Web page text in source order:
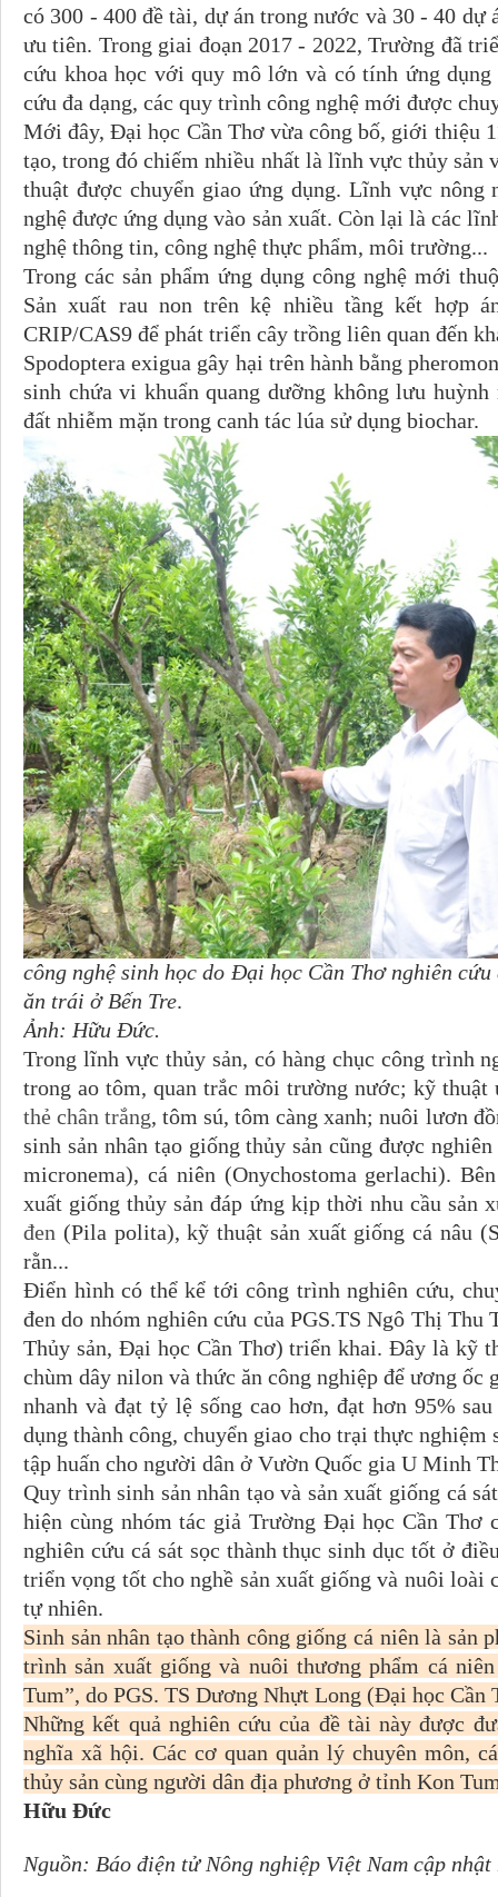
có 300 - 400 đề tài, dự án trong nước và 30 - 40
ưu tiên. Trong giai đoạn 2017 - 2022, Trường đã
cứu khoa học với quy mô lớn và có tính ứng dụng
cứu đa dạng, các quy trình công nghệ mới được
Mới đây, Đại học Cần Thơ vừa công bố, giới thiệu
tạo, trong đó chiếm nhiều nhất là lĩnh vực thủy sản
thuật được chuyển giao ứng dụng. Lĩnh vực nông
nghệ được ứng dụng vào sản xuất. Còn lại là các
nghệ thông tin, công nghệ thực phẩm, môi trường...
Trong các sản phẩm ứng dụng công nghệ mới
Sản xuất rau non trên kệ nhiều tầng kết hợp
CRIP/CAS9 để phát triển cây trồng liên quan đến
Spodoptera exigua gây hại trên hành bằng
sinh chứa vi khuẩn quang dưỡng không lưu
đất nhiễm mặn trong canh tác lúa sử dụng biochar.
công nghệ sinh học do Đại học Cần Thơ nghiên
ăn trái ở Bến Tre.
Ảnh: Hữu Đức.
Trong lĩnh vực thủy sản, có hàng chục công trình
trong ao tôm, quan trắc môi trường nước; kỹ
thẻ chân trắng, tôm sú, tôm càng xanh; nuôi lươn
sinh sản nhân tạo giống thủy sản cũng được
micronema), cá niên (Onychostoma gerlachi).
xuất giống thủy sản đáp ứng kịp thời nhu cầu sản
đen (Pila polita), kỹ thuật sản xuất giống cá nâu
rằn...
Điển hình có thể kể tới công trình nghiên cứu,
đen do nhóm nghiên cứu của PGS.TS Ngô Thị
Thủy sản, Đại học Cần Thơ) triển khai. Đây là kỹ
chùm dây nilon và thức ăn công nghiệp để ương
nhanh và đạt tỷ lệ sống cao hơn, đạt hơn 95%
dụng thành công, chuyển giao cho trại thực
tập huấn cho người dân ở Vườn Quốc gia U Minh
Quy trình sinh sản nhân tạo và sản xuất giống cá
hiện cùng nhóm tác giả Trường Đại học Cần Thơ
nghiên cứu cá sát sọc thành thục sinh dục tốt ở
triển vọng tốt cho nghề sản xuất giống và nuôi loài
tự nhiên.
Sinh sản nhân tạo thành công giống cá niên là sản
trình sản xuất giống và nuôi thương phẩm cá
Tum”, do PGS. TS Dương Nhựt Long (Đại học Cần
Những kết quả nghiên cứu của đề tài này được
nghĩa xã hội. Các cơ quan quản lý chuyên môn,
thủy sản cùng người dân địa phương ở tỉnh Kon
Hữu Đức
Nguồn: Báo điện tử Nông nghiệp Việt Nam cập